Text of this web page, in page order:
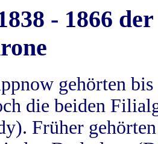
- 1866
gehörten
die beiden
Früher